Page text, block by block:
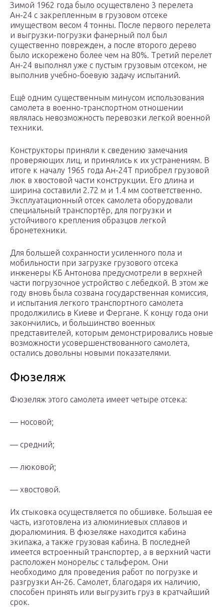
Зимой 1962 года было осуществлено 3 перелета
Ан-24 с закрепленным в грузовом отсеке
имуществом весом 4 тонны. После первого перелета
и выгрузки-погрузки фанерный пол был
существенно поврежден, а после второго дерево
было искорежено более чем на 80%. Третий перелет
Ан-24 выполнял уже с пустым грузовым отсеком, не
выполнив учебно-боевую задачу испытаний.
Ещё одним существенным минусом использования
самолета в военно-транспортном отношении
являлась невозможность перевозки легкой военной
техники.
Конструкторы приняли к сведению замечания
проверяющих лиц, и принялись к их устранениям. В
итоге к началу 1965 года Ан-24Т приобрел грузовой
люк в хвостовой части конструкции. Его длина и
ширина составили 2.72 м и 1.4 мм соответственно.
Эксплуатационный отсек самолета оборудовали
специальный транспортёр, для погрузки и
устойчивого крепления образцов легкой
бронетехники.
Для большей сохранности усиленного пола и
мобильности при загрузке грузового отсека
инженеры КБ Антонова предусмотрели в верхней
части погрузочное устройство с лебедкой. В этом же
году вновь была созвана государственная комиссия,
и испытания легкого транспортного самолета
продолжились в Киеве и Фергане. К концу года они
закончились, и большинство военных
представителей, которым демонстрировались новые
возможности усовершенствованного самолета,
остались довольны новыми показателями.
Фюзеляж
Фюзеляж этого самолета имеет четыре отсека:
— носовой;
— средний;
— люковой;
— хвостовой.
Их стыковка осуществляется по обшивке. Большая ее
часть, изготовлена из алюминиевых сплавов и
дюралюминия. В фюзеляже находится кабина
экипажа, а также грузовая кабина. В последней
имеется встроенный транспортер, а в верхний части
расположен монорельс с тальфером. Они
необходимо для проведения работ по погрузке и
разгрузки Ан-26. Самолет, благодаря их наличию,
способен принять или выгрузить груз в кратчайший
срок.